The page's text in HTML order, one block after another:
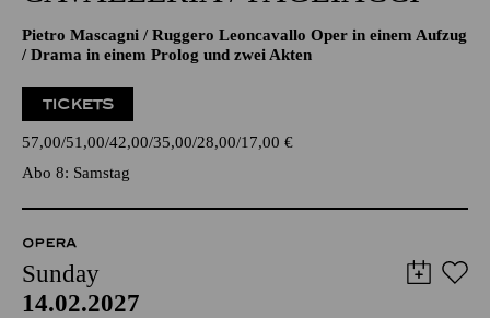
Pietro Mascagni / Ruggero Leoncavallo Oper in einem Aufzug
/ Drama in einem Prolog und zwei Akten
TICKETS
57,00 51,00 42,00 35,00 28,00 17,00 €
Abo 8: Samstag
OPERA
Sunday
14.02.2027